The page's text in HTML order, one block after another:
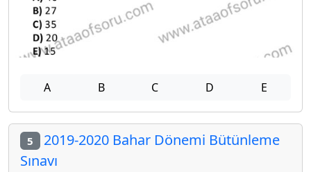
A B C D E
5 2019-2020 Bahar Dönemi Bütünleme
Sınavı